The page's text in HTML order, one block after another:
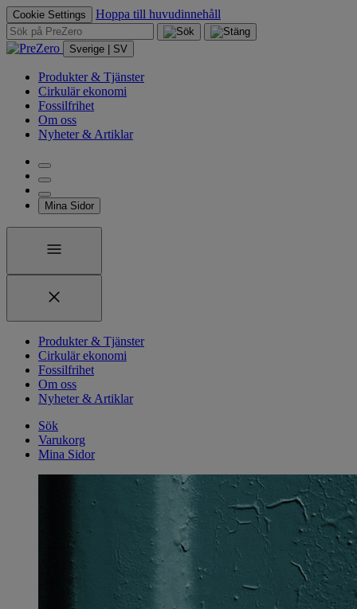
Cookie Settings Hoppa till huvudinnehåll
Sverige | SV
Produkter & Tjänster
Cirkulär ekonomi
Fossilfrihet
Om oss
Nyheter & Artiklar
Mina Sidor
Produkter & Tjänster
Cirkulär ekonomi
Fossilfrihet
Om oss
Nyheter & Artiklar
Sök
Varukorg
Mina Sidor